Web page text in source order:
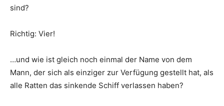
sind?
Richtig: Vier!
…und wie ist gleich noch einmal der Name von dem
Mann, der sich als einziger zur Verfügung gestellt hat, als
alle Ratten das sinkende Schiff verlassen haben?